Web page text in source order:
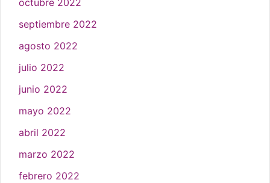
octubre 2022
septiembre 2022
agosto 2022
julio 2022
junio 2022
mayo 2022
abril 2022
marzo 2022
febrero 2022